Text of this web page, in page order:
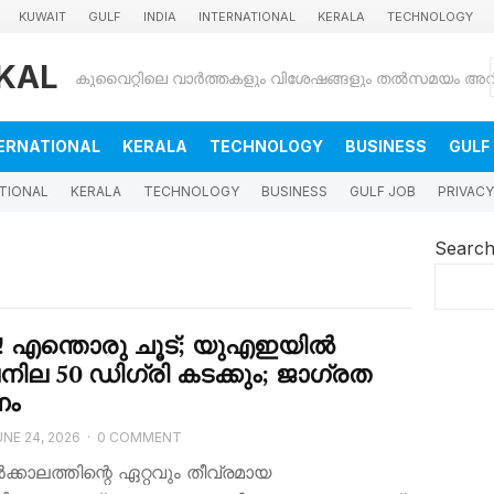
KUWAIT GULF INDIA INTERNATIONAL KERALA TECHNOLOGY
KERALA TECHNOLOGY BUSINESS
KERALA TECHNOLOGY BUSINESS GULF JOB
എന്തൊരു ചൂട്; യുഎഇയിൽ
50 ഡിഗ്രി കടക്കും; ജാ​ഗ്രത
24, 2026 · 0 COMMENT
ഏറ്റവും തീവ്രമായ
Search